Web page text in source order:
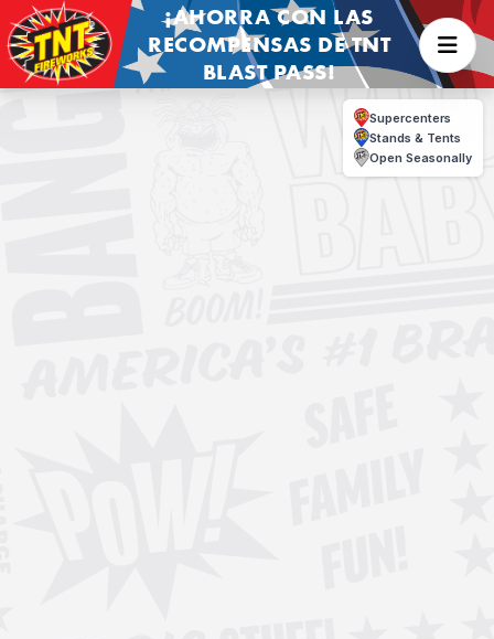
¡AHORRA CON LAS
RECOMPENSAS DE TNT
BLAST PASS!
Supercenters
Stands & Tents
Open Seasonally